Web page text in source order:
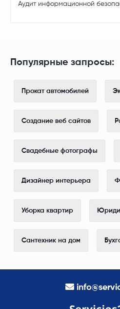
Аудит информационной
Популярные запросы:
Прокат автомобилей
Создание веб сайтов
Свадебные фотографы
Дизайнер интерьера
Уборка квартир
Сантехник на дом